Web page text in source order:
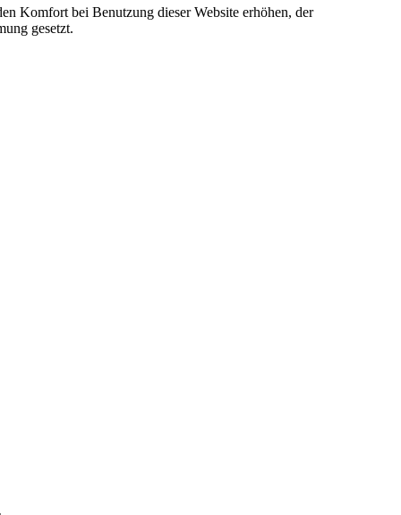
Komfort bei Benutzung dieser Website erhöhen, der
gesetzt.